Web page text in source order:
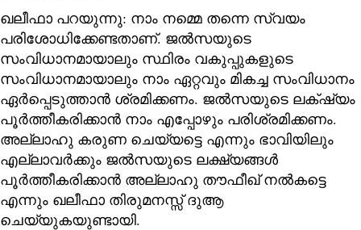
ഖലീഫാ പറയുന്നു: നാം നമ്മെ തന്നെ സ്വയം
പരിശോധിക്കേണ്ടതാണ്. ജൽസയുടെ
സംവിധാനമായാലും സ്ഥിരം വകുപ്പുകളുടെ
സംവിധാനമായാലും നാം ഏറ്റവും മികച്ച സംവിധാനം
ഏർപ്പെടുത്താൻ ശ്രമിക്കണം. ജൽസയുടെ ലക്‌ഷ്യം
പൂർത്തീകരിക്കാൻ നാം എപ്പോഴും പരിശ്രമിക്കണം.
അല്ലാഹു കരുണ ചെയ്യട്ടെ എന്നും ഭാവിയിലും
എല്ലാവർക്കും ജൽസയുടെ ലക്ഷ്യങ്ങൾ
പൂർത്തീകരിക്കാൻ അല്ലാഹു തൗഫീഖ് നൽകട്ടെ
എന്നും ഖലീഫാ തിരുമനസ്സ് ദുആ
ചെയ്യുകയുണ്ടായി.